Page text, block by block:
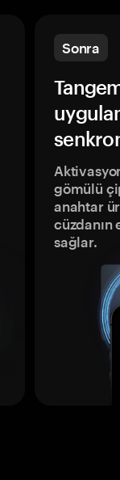
Sonra
gömülü
anahtar
sağlar.